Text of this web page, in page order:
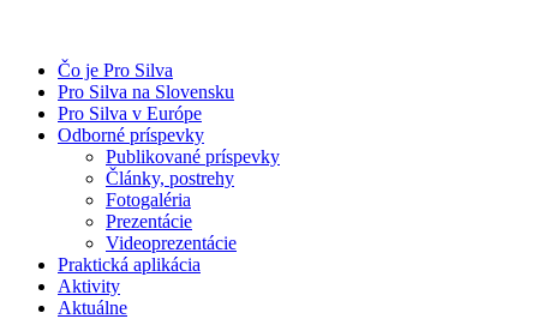
Čo je Pro Silva
Pro Silva na Slovensku
Pro Silva v Európe
Odborné príspevky
Publikované príspevky
Články, postrehy
Fotogaléria
Prezentácie
Videoprezentácie
Praktická aplikácia
Aktivity
Aktuálne